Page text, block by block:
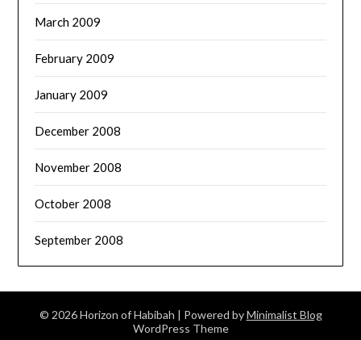
March 2009
February 2009
January 2009
December 2008
November 2008
October 2008
September 2008
© 2026 Horizon of Habibah | Powered byMinimalist Blog
WordPress Theme